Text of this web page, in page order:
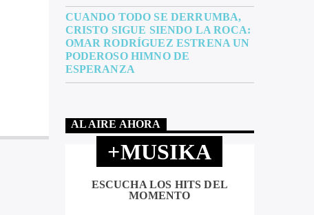
CUANDO TODO SE DERRUMBA,
CRISTO SIGUE SIENDO LA ROCA:
OMAR RODRÍGUEZ ESTRENA UN
PODEROSO HIMNO DE
ESPERANZA
AL AIRE AHORA
+MUSIKA
ESCUCHA LOS HITS DEL
MOMENTO